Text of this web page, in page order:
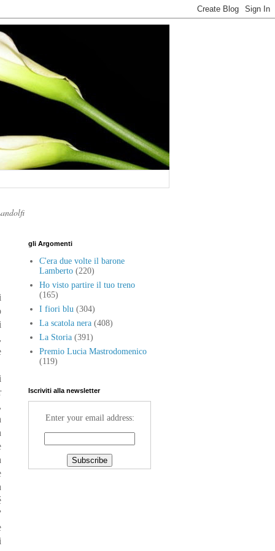
gli Argomenti
C'era due volte il barone
Lamberto (220)
Ho visto partire il tuo treno
(165)
I fiori blu (304)
La scatola nera (408)
La Storia (391)
Premio Lucia Mastrodomenico
(119)
Iscriviti alla newsletter
Enter your email address: